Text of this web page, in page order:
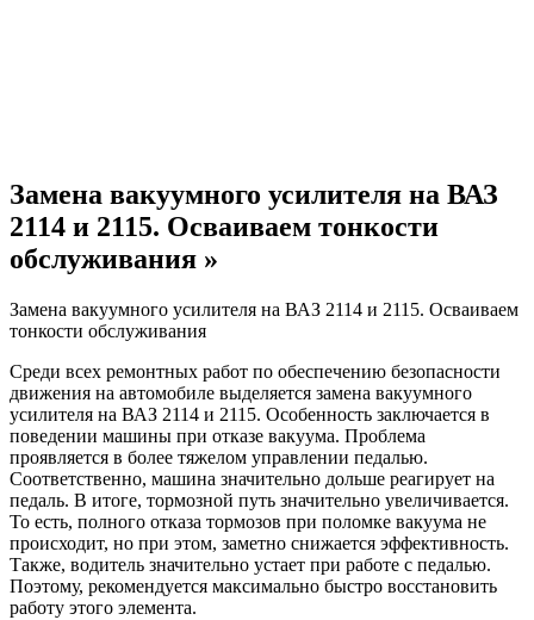
Замена вакуумного усилителя на ВАЗ
2114 и 2115. Осваиваем тонкости
обслуживания »
Замена вакуумного усилителя на ВАЗ 2114 и 2115. Осваиваем
тонкости обслуживания
Среди всех ремонтных работ по обеспечению безопасности
движения на автомобиле выделяется замена вакуумного
усилителя на ВАЗ 2114 и 2115. Особенность заключается в
поведении машины при отказе вакуума. Проблема
проявляется в более тяжелом управлении педалью.
Соответственно, машина значительно дольше реагирует на
педаль. В итоге, тормозной путь значительно увеличивается.
То есть, полного отказа тормозов при поломке вакуума не
происходит, но при этом, заметно снижается эффективность.
Также, водитель значительно устает при работе с педалью.
Поэтому, рекомендуется максимально быстро восстановить
работу этого элемента.